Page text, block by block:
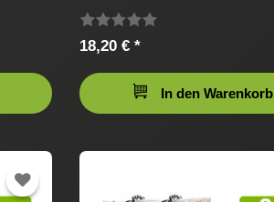
18,20 € *
In den Warenkorb